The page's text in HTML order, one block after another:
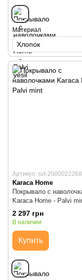
Материал
Хлопок
Артикул: svt-
Karaca Home
Покрывало с
Karaca Home - Palvi
2 297 грн
В наличии
Купить